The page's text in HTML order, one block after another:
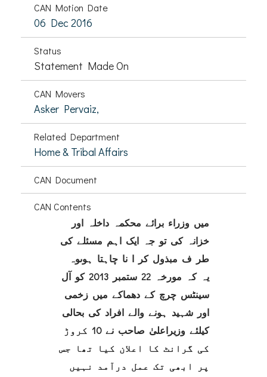
CAN Motion Date
06 Dec 2016
Status
Statement Made On
CAN Movers
Asker Pervaiz,
Related Department
Home & Tribal Affairs
CAN Document
CAN Contents
میں وزراء برائے محکمہ داخلہ اور
خزانہ کی تو جہ ایک اہم مسئلے کی
طر ف مبذول کر ا نا چاہتا ہوںوہ
یہ کہ مورخہ 22 ستمبر 2013 کو آل
سینٹس چرچ کے دھماکے میں زخمی
اور شہید ہونے والے افراد کی بحالی
کیلئے وزیراعلیٰ صاحب نے 10 کروڑ
کی گرانٹ کا اعلان کیا تھا جس
پر ابھی تک عمل درآمد نہیں